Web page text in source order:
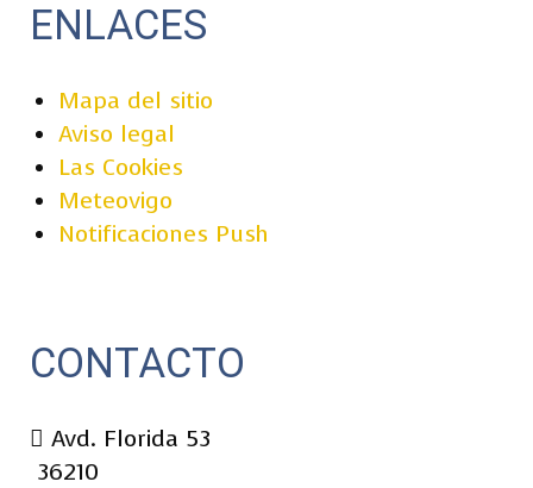
ENLACES
Mapa del sitio
Aviso legal
Las Cookies
Meteovigo
Notificaciones Push
CONTACTO
Avd. Florida 53
36210